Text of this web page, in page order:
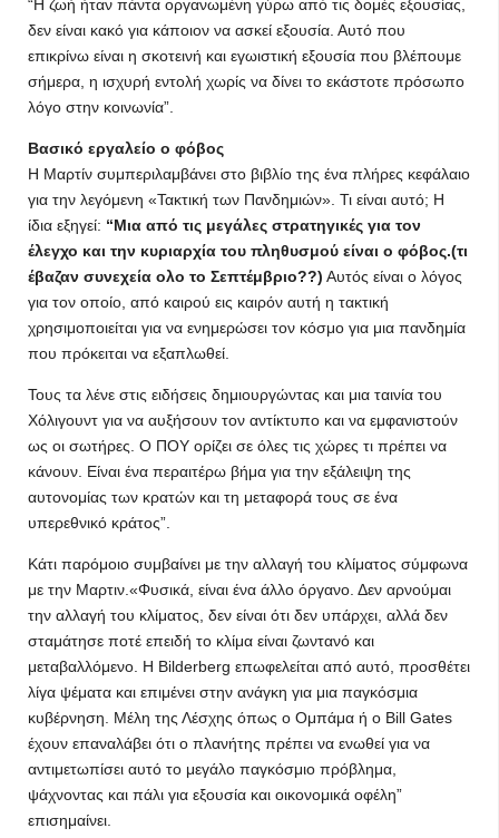
“Η ζωή ήταν πάντα οργανωμένη γύρω από τις δομές εξουσίας,
δεν είναι κακό για κάποιον να ασκεί εξουσία. Αυτό που
επικρίνω είναι η σκοτεινή και εγωιστική εξουσία που βλέπουμε
σήμερα, η ισχυρή εντολή χωρίς να δίνει το εκάστοτε πρόσωπο
λόγο στην κοινωνία”.
Βασικό εργαλείο ο φόβος
Η Μαρτίν συμπεριλαμβάνει στο βιβλίο της ένα πλήρες κεφάλαιο
για την λεγόμενη «Τακτική των Πανδημιών». Τι είναι αυτό; Η
ίδια εξηγεί: “Μια από τις μεγάλες στρατηγικές για τον
έλεγχο και την κυριαρχία του πληθυσμού είναι ο φόβος.(τι
έβαζαν συνεχεία ολο το Σεπτέμβριο??) Αυτός είναι ο λόγος
για τον οποίο, από καιρού εις καιρόν αυτή η τακτική
χρησιμοποιείται για να ενημερώσει τον κόσμο για μια πανδημία
που πρόκειται να εξαπλωθεί.
Τους τα λένε στις ειδήσεις δημιουργώντας και μια ταινία του
Χόλιγουντ για να αυξήσουν τον αντίκτυπο και να εμφανιστούν
ως οι σωτήρες. Ο ΠΟΥ ορίζει σε όλες τις χώρες τι πρέπει να
κάνουν. Είναι ένα περαιτέρω βήμα για την εξάλειψη της
αυτονομίας των κρατών και τη μεταφορά τους σε ένα
υπερεθνικό κράτος”.
Κάτι παρόμοιο συμβαίνει με την αλλαγή του κλίματος σύμφωνα
με την Μαρτιν.«Φυσικά, είναι ένα άλλο όργανο. Δεν αρνούμαι
την αλλαγή του κλίματος, δεν είναι ότι δεν υπάρχει, αλλά δεν
σταμάτησε ποτέ επειδή το κλίμα είναι ζωντανό και
μεταβαλλόμενο. Η Bilderberg επωφελείται από αυτό, προσθέτει
λίγα ψέματα και επιμένει στην ανάγκη για μια παγκόσμια
κυβέρνηση. Μέλη της Λέσχης όπως ο Ομπάμα ή ο Bill Gates
έχουν επαναλάβει ότι ο πλανήτης πρέπει να ενωθεί για να
αντιμετωπίσει αυτό το μεγάλο παγκόσμιο πρόβλημα,
ψάχνοντας και πάλι για εξουσία και οικονομικά οφέλη”
επισημαίνει.